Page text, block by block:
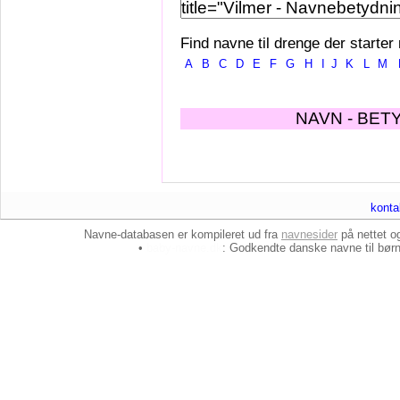
Find navne til drenge der starter
A B C D E F G H J K L M
NAVN -
Navne-databasen er kompileret ud fra navnesider på nettet
•
: Godkendte danske navne til børn